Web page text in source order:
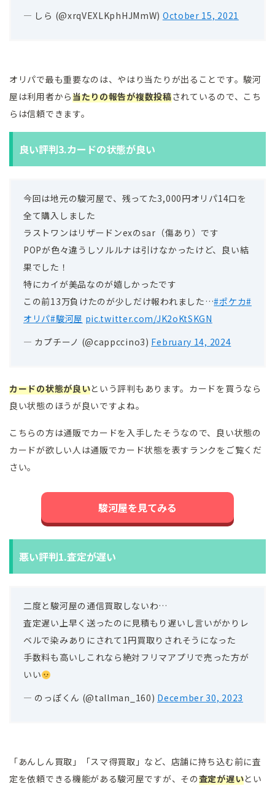
— しら (@xrqVEXLKphHJMmW) October 15, 2021
オリパで最も重要なのは、やはり当たりが出ることです。駿河
屋は利用者から当たりの報告が複数投稿されているので、こち
らは信頼できます。
良い評判3.カードの状態が良い
今回は地元の駿河屋で、残ってた3,000円オリパ14口を
全て購入しました
ラストワンはリザードンexのsar（傷あり）です
POPが色々違うしソルルナは引けなかったけど、良い結
果でした！
特にカイが美品なのが嬉しかったです
この前13万負けたのが少しだけ報われました…#ポケカ#
オリパ#駿河屋 pic.twitter.com/JK2oKtSKGN
— カプチーノ (@cappccino3) February 14, 2024
カードの状態が良いという評判もあります。カードを買うなら
良い状態のほうが良いですよね。
こちらの方は通販でカードを入手したそうなので、良い状態の
カードが欲しい人は通販でカード状態を表すランクをご覧くだ
さい。
駿河屋を見てみる
悪い評判1.査定が遅い
二度と駿河屋の通信買取しないわ…
査定遅い上早く送ったのに見積もり遅いし言いがかりレ
ベルで染みありにされて1円買取りされそうになった
手数料も高いしこれなら絶対フリマアプリで売った方が
いい
— のっぽくん (@tallman_160) December 30, 2023
「あんしん買取」「スマ得買取」など、店舗に持ち込む前に査
定を依頼できる機能がある駿河屋ですが、その査定が遅いとい